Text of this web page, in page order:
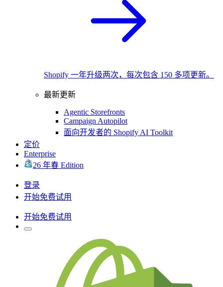
Shopify 一年升级两次，每次包含 150 多项更新。
最新更新
Agentic Storefronts
Campaign Autopilot
面向开发者的 Shopify AI Toolkit
定价
Enterprise
26 年春 Edition
登录
开始免费试用
开始免费试用